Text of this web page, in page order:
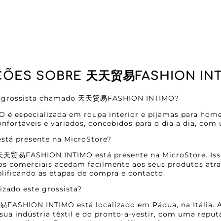
SOBRE 天天贸易FASHION
chamado 天天贸易FASHION INTIMO?
é especializada em roupa interior e pijamas para
e variados, concebidos para o dia a dia,
presente na MicroStore?
贸易FASHION INTIMO está presente na MicroStore.
comerciais acedam facilmente aos seus produtos
as etapas de compra e contacto.
este grossista?
FASHION INTIMO está localizado em Pádua, na
indústria têxtil e do pronto‑a‑vestir, com uma